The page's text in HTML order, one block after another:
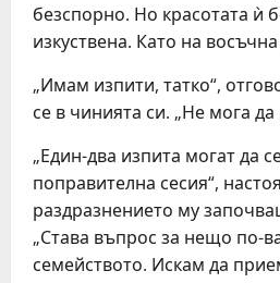
безспорно. Но красотата ѝ
изкуствена. Като на
„Имам изпити, татко“,
се в чинията си. „Не мога да
„Един-два изпита могат да
поправителна сесия“,
раздразнението му
„Става въпрос за нещо по-
семейството. Искам да